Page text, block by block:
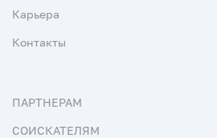
Карьера
Контакты
ПАРТНЕРАМ
СОИСКАТЕЛЯМ